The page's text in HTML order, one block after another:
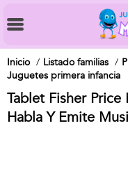
Inicio Listado familias
Juguetes primera infancia
Tablet Fisher
Habla Y Emite